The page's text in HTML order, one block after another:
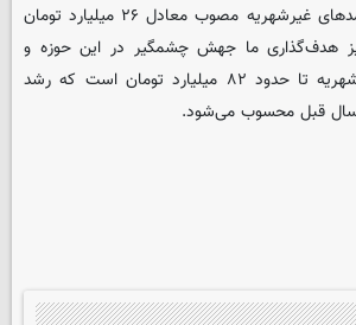
حدود ۸۲ درصد از درآمدهای غیرشهریه مصوب معادل ۲۶ میلیارد تومان
هدف‌گذاری ما جهش چشمگیر در این حوزه و
افزایش درآمدهای غیرشهریه تا حدود ۸۲ میلیارد تومان است که رشد
قبل محسوب می‌شود.